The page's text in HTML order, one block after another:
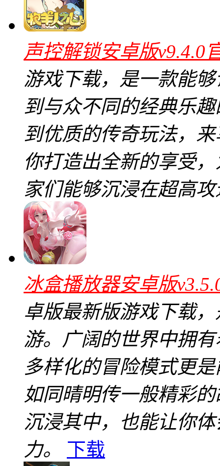
声控解锁安卓版v9.4.0
游戏下载，是一款能
到与众不同的经典乐
到优质的传奇玩法，
你打造出全新的享受
家们能够沉浸在超高
冰盒播放器安卓版
卓版最新版游戏下载
游。广阔的世界中拥
多样化的冒险模式更
如同晴明传一般精彩
沉浸其中，也能让你
力。
下载